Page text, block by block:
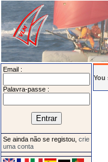
Email :
Palavra-passe :
Se ainda não se registou, crie
uma conta
You